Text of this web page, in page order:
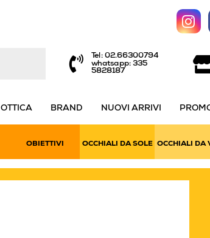
Tel: 02.66300794
whatsapp: 335
5828187
OTTICA BRAND NUOVI ARRIVI
OBIETTIVI OCCHIALI DA SOLE OCCHIALI DA